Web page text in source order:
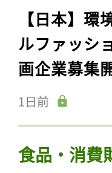
【日本】
ルファッシ
画企業募集
1日前
食品・消費